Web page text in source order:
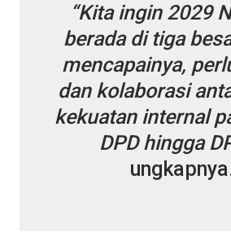
“Kita ingin 2029
berada di tiga
mencapainya,
dan kolaborasi
kekuatan internal
DPD hingga